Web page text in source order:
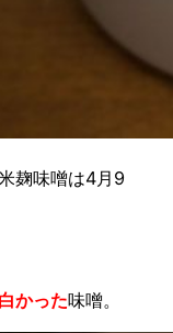
麹味噌は4月9
白かった味噌。